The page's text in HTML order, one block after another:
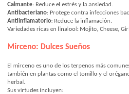
Calmante: Reduce el estrés y la ansiedad.
Antibacteriano: Protege contra infecciones
Antiinflamatorio: Reduce la inflamación.
Variedades ricas en linalool: Mojito, Cheese,
Mirceno: Dulces Sueños
El mirceno es uno de los terpenos más
también en plantas como el tomillo y el
herbal.
Sus virtudes incluyen: